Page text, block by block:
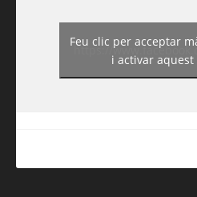
https://
Feu clic per acceptar
i activar